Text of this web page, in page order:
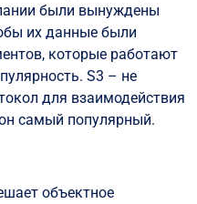
были вынуждены
их данные были
которые работают
S3 – не
для взаимодействия
самый популярный.
объектное